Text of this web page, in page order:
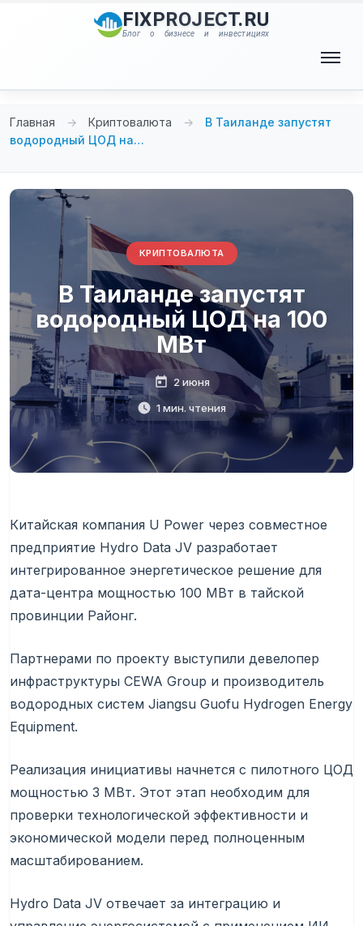
FIXPROJECT.RU
Блог о бизнесе и инвестициях
Главная → Криптовалюта →
В Таиланде запустят
водородный ЦОД на…
КРИПТОВАЛЮТА
В Таиланде запустят
водородный ЦОД на 100
МВт
2 июня
1 мин. чтения
Китайская компания U Power через совместное
предприятие Hydro Data JV разработает
интегрированное энергетическое решение для
дата-центра мощностью 100 МВт в тайской
провинции Районг.
Партнерами по проекту выступили девелопер
инфраструктуры CEWA Group и производитель
водородных систем Jiangsu Guofu Hydrogen Energy
Equipment.
Реализация инициативы начнется с пилотного ЦОД
мощностью 3 МВт. Этот этап необходим для
проверки технологической эффективности и
экономической модели перед полноценным
масштабированием.
Hydro Data JV отвечает за интеграцию и